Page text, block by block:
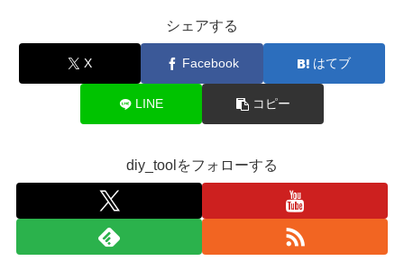
シェアする
X Facebook はてブ
LINE コピー
diy_toolをフォローする